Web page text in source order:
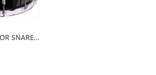
PEARL COMPETITOR SNARE High tension